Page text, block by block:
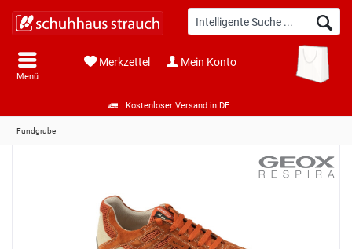
Kostenloser Versand in DE
Menü
Merkzettel Mein Konto
Fundgrube